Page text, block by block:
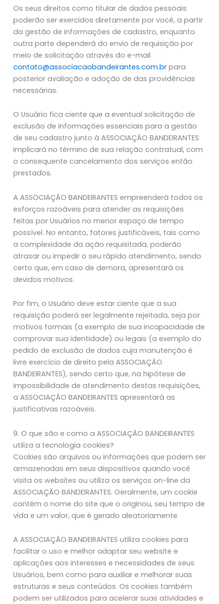
Os seus direitos como titular de dados pessoais
poderão ser exercidos diretamente por você, a partir
da gestão de informações de cadastro, enquanto
outra parte dependerá do envio de requisição por
meio de solicitação através do e-mail
contato@associacaobandeirantes.com.brpara
posterior avaliação e adoção de das providências
necessárias.
O Usuário fica ciente que a eventual solicitação de
exclusão de informações essenciais para a gestão
de seu cadastro junto à ASSOCIAÇÃO BANDEIRANTES
implicará no término de sua relação contratual, com
o consequente cancelamento dos serviços então
prestados.
A ASSOCIAÇÃO BANDEIRANTES empreenderá todos os
esforços razoáveis para atender as requisições
feitas por Usuários no menor espaço de tempo
possível. No entanto, fatores justificáveis, tais como
a complexidade da ação requisitada, poderão
atrasar ou impedir o seu rápido atendimento, sendo
certo que, em caso de demora, apresentará os
devidos motivos.
Por fim, o Usuário deve estar ciente que a sua
requisição poderá ser legalmente rejeitada, seja por
motivos formais (a exemplo de sua incapacidade de
comprovar sua identidade) ou legais (a exemplo do
pedido de exclusão de dados cuja manutenção é
livre exercício de direito pela ASSOCIAÇÃO
BANDEIRANTES), sendo certo que, na hipótese de
impossibilidade de atendimento destas requisições,
a ASSOCIAÇÃO BANDEIRANTES apresentará as
justificativas razoáveis.
9. O que são e como a ASSOCIAÇÃO BANDEIRANTES
utiliza a tecnologia cookies?
Cookies são arquivos ou informações que podem ser
armazenadas em seus dispositivos quando você
visita os websites ou utiliza os serviços on-line da
ASSOCIAÇÃO BANDEIRANTES. Geralmente, um cookie
contém o nome do site que o originou, seu tempo de
vida e um valor, que é gerado aleatoriamente.
A ASSOCIAÇÃO BANDEIRANTES utiliza cookies para
facilitar o uso e melhor adaptar seu website e
aplicações aos interesses e necessidades de seus
Usuários, bem como para auxiliar e melhorar suas
estruturas e seus conteúdos. Os cookies também
podem ser utilizados para acelerar suas atividades e